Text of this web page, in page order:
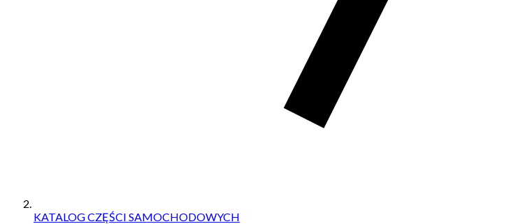
KATALOG CZĘŚCI SAMOCHODOWYCH